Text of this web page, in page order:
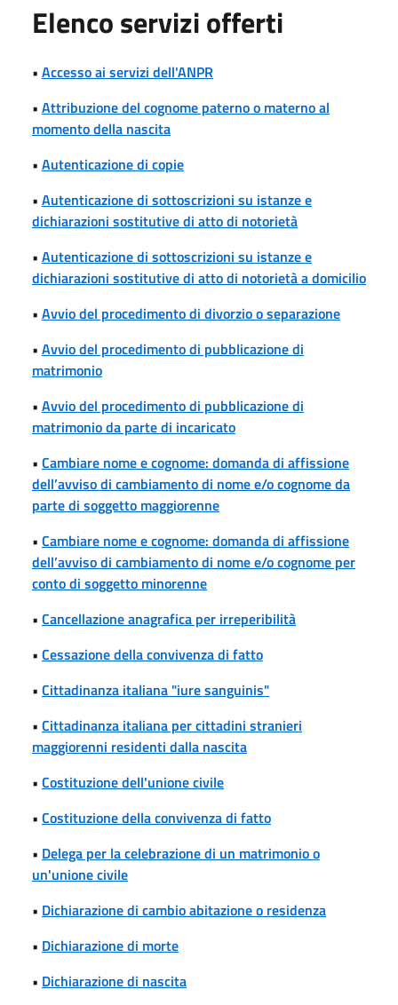
Elenco servizi offerti
• Accesso ai servizi dell'ANPR
• Attribuzione del cognome paterno o materno al
momento della nascita
• Autenticazione di copie
• Autenticazione di sottoscrizioni su istanze e
dichiarazioni sostitutive di atto di notorietà
• Autenticazione di sottoscrizioni su istanze e
dichiarazioni sostitutive di atto di notorietà a domicilio
• Avvio del procedimento di divorzio o separazione
• Avvio del procedimento di pubblicazione di
matrimonio
• Avvio del procedimento di pubblicazione di
matrimonio da parte di incaricato
• Cambiare nome e cognome: domanda di affissione
dell’avviso di cambiamento di nome e/o cognome da
parte di soggetto maggiorenne
• Cambiare nome e cognome: domanda di affissione
dell’avviso di cambiamento di nome e/o cognome per
conto di soggetto minorenne
• Cancellazione anagrafica per irreperibilità
• Cessazione della convivenza di fatto
• Cittadinanza italiana "iure sanguinis"
• Cittadinanza italiana per cittadini stranieri
maggiorenni residenti dalla nascita
• Costituzione dell'unione civile
• Costituzione della convivenza di fatto
• Delega per la celebrazione di un matrimonio o
un'unione civile
• Dichiarazione di cambio abitazione o residenza
• Dichiarazione di morte
• Dichiarazione di nascita